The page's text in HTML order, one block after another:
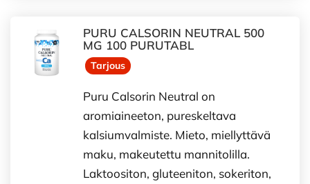
PURU CALSORIN NEUTRAL 500
MG 100 PURUTABL
Tarjous
Puru Calsorin Neutral on
aromiaineeton, pureskeltava
kalsiumvalmiste. Mieto, miellyttävä
maku, makeutettu mannitolilla.
Laktoositon, gluteeniton, sokeriton,